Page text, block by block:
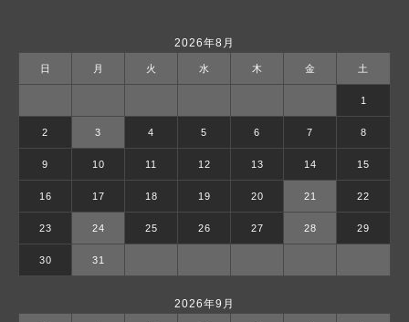
2026年8月
日 月 火 水 木 金 土
1
2 3 4 5 6 7 8
9 10 11 12 13 14 15
16 17 18 19 20 21 22
23 24 25 26 27 28 29
30 31
2026年9月